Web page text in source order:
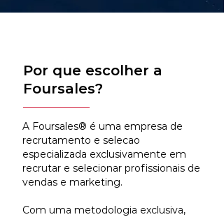
Por que escolher a
Foursales?
A Foursales® é uma empresa de
recrutamento e selecao
especializada exclusivamente em
recrutar e selecionar profissionais de
vendas e marketing.
Com uma metodologia exclusiva,